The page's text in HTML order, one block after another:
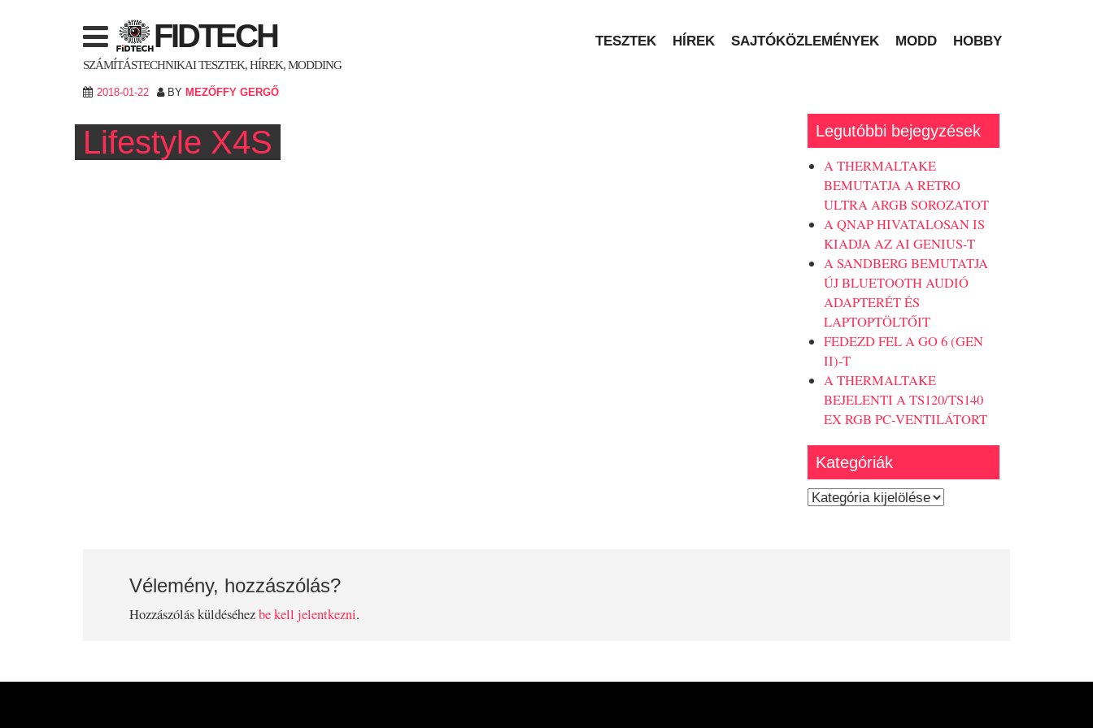
FIDTECH
SZÁMÍTÁSTECHNIKAI TESZTEK, HÍREK, MODDING
TESZTEK HÍREK SAJTÓKÖZLEMÉNYEK MODD HOBBY
2018-01-22 BY MEZŐFFY GERGŐ
Lifestyle X4S
Legutóbbi bejegyzések
A THERMALTAKE
BEMUTATJA A RETRO
ULTRA ARGB SOROZATOT
A QNAP HIVATALOSAN IS
KIADJA AZ AI GENIUS-T
A SANDBERG BEMUTATJA
ÚJ BLUETOOTH AUDIÓ
ADAPTERÉT ÉS
LAPTOPTÖLTŐIT
FEDEZD FEL A GO 6 (GEN
II)-T
A THERMALTAKE
BEJELENTI A TS120/TS140
EX RGB PC-VENTILÁTORT
Kategóriák
Kategóriák
Vélemény, hozzászólás?
Hozzászólás küldéséhezbe kell jelentkezni.